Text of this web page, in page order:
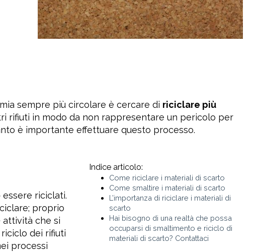
sempre più circolare è cercare di riciclare più
rifiuti in modo da non rappresentare un pericolo per
è importante effettuare questo processo.
Indice articolo:
Come riciclare i materiali di scarto
Come smaltire i materiali di scarto
L’importanza di riciclare i materiali di
scarto
Hai bisogno di una realtà che possa
occuparsi di smaltimento e riciclo di
materiali di scarto? Contattaci
riciclati.
proprio
attività che si
dei rifiuti
processi